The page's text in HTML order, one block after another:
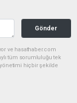
Gönder
ve hasathaber.com
tüm sorumluluğu tek
yönetimi hiçbir şekilde